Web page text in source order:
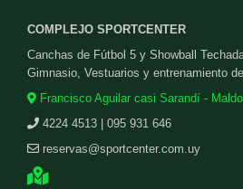
COMPLEJO SPORTCENTER
Canchas de Fútbol 5 y Showball
Gimnasio, Vestuarios y entrenamiento
Francisco Aguilar casi Sarandí -
4224 4513 | 095 931 646
reservas@sportcenter.com.uy